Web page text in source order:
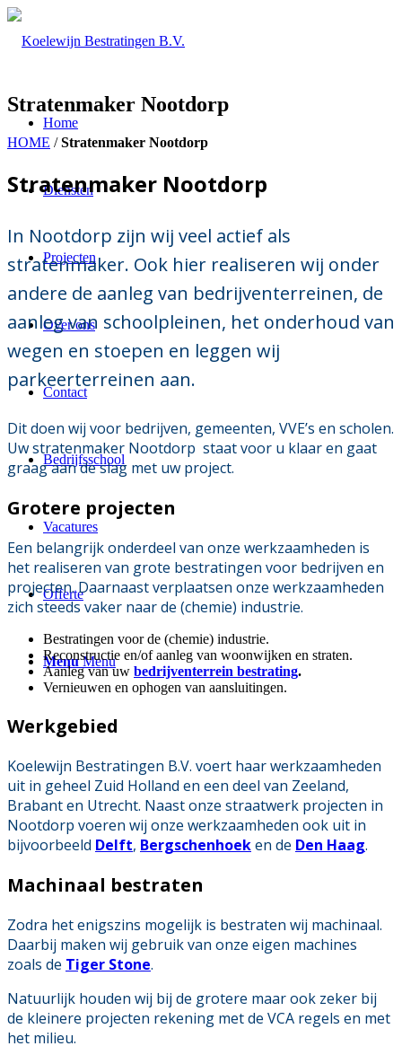
Home
Diensten
Projecten
Over ons
Contact
Bedrijfsschool
Vacatures
Offerte
Menu Menu
Stratenmaker Nootdorp
HOME /Stratenmaker Nootdorp
Stratenmaker Nootdorp
In Nootdorp zijn wij veel actief als
stratenmaker. Ook hier realiseren wij onder
andere de aanleg van bedrijventerreinen, de
aanleg van schoolpleinen, het onderhoud van
wegen en stoepen en leggen wij
parkeerterreinen aan.
Dit doen wij voor bedrijven, gemeenten, VVE’s en scholen.
Uw stratenmaker Nootdorp staat voor u klaar en gaat
graag aan de slag met uw project.
Grotere projecten
Een belangrijk onderdeel van onze werkzaamheden is
het realiseren van grote bestratingen voor bedrijven en
projecten. Daarnaast verplaatsen onze werkzaamheden
zich steeds vaker naar de (chemie) industrie.
Bestratingen voor de (chemie) industrie.
Reconstructie en/of aanleg van woonwijken en straten.
Aanleg van uw bedrijventerrein bestrating.
Vernieuwen en ophogen van aansluitingen.
Werkgebied
Koelewijn Bestratingen B.V. voert haar werkzaamheden
uit in geheel Zuid Holland en een deel van Zeeland,
Brabant en Utrecht. Naast onze straatwerk projecten in
Nootdorp voeren wij onze werkzaamheden ook uit in
bijvoorbeeld Delft, Bergschenhoeken de Den Haag.
Machinaal bestraten
Zodra het enigszins mogelijk is bestraten wij machinaal.
Daarbij maken wij gebruik van onze eigen machines
zoals de Tiger Stone.
Natuurlijk houden wij bij de grotere maar ook zeker bij
de kleinere projecten rekening met de VCA regels en met
het milieu.